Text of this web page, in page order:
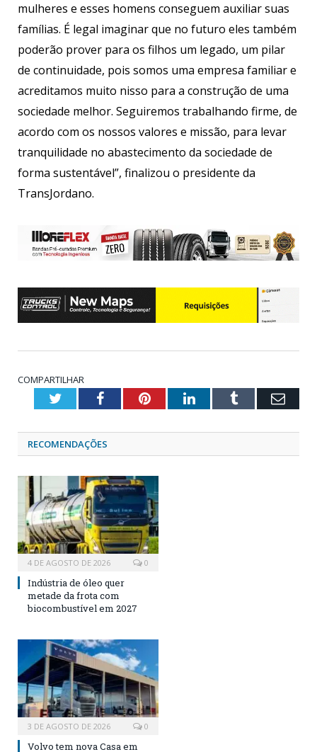
mulheres e esses homens conseguem auxiliar suas
famílias. É legal imaginar que no futuro eles também
poderão prover para os filhos um legado, um pilar
de continuidade, pois somos uma empresa familiar e
acreditamos muito nisso para a construção de uma
sociedade melhor. Seguiremos trabalhando firme, de
acordo com os nossos valores e missão, para levar
tranquilidade no abastecimento da sociedade de
forma sustentável”, finalizou o presidente da
TransJordano.
COMPARTILHAR
TwitterFacebookPinterestLinkedInTumblr
RECOMENDAÇÕES
4 DE AGOSTO DE 2026 0
Indústria de óleo quer
metade da frota com
biocombustível em 2027
3 DE AGOSTO DE 2026 0
Volvo tem nova Casa em